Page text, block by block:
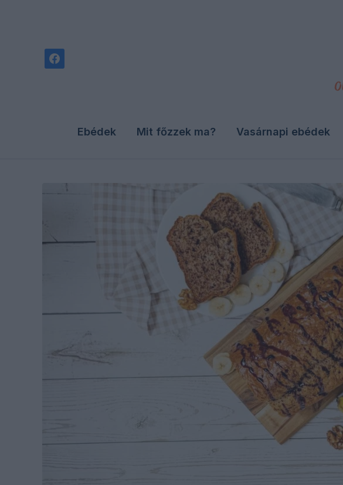
facebook
Ebédek Mit főzzek ma? Vasárnapi ebédek